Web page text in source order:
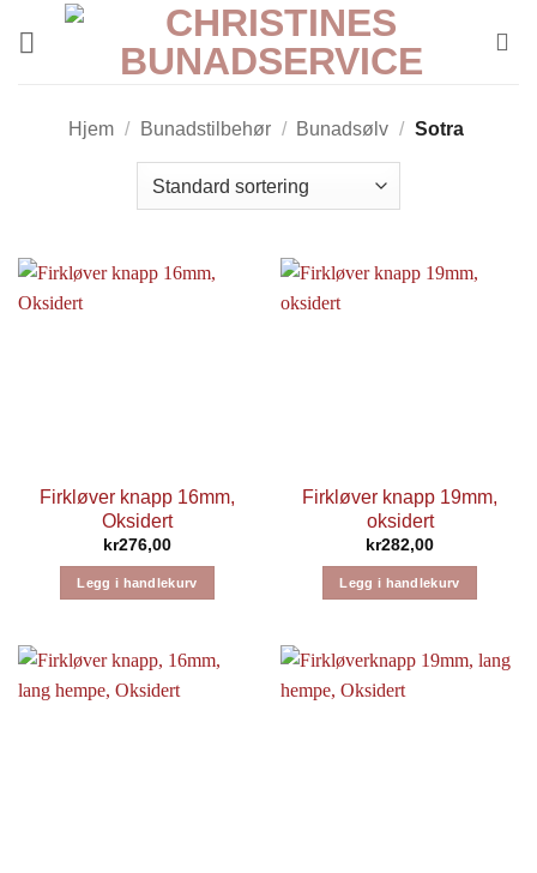
Hjem / Bunadstilbehør / Bunadsølv / Sotra
Firkløver knapp 16mm,
Oksidert
kr276,00
Legg i handlekurv
Firkløver knapp 19mm,
oksidert
kr282,00
Legg i handlekurv